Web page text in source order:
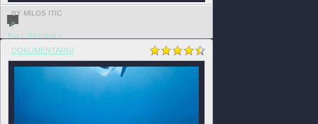
BY MILOS ITIC
0
FULL REVIEW »
DOKUMENTARNI